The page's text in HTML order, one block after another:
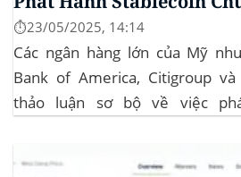
⏱️23/05/2025, 14:14
Các ngân hàng lớn của Mỹ
Bank of America, Citigroup
thảo luận sơ bộ về việc